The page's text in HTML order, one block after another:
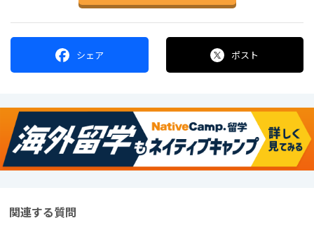
シェア ポスト
関連する質問